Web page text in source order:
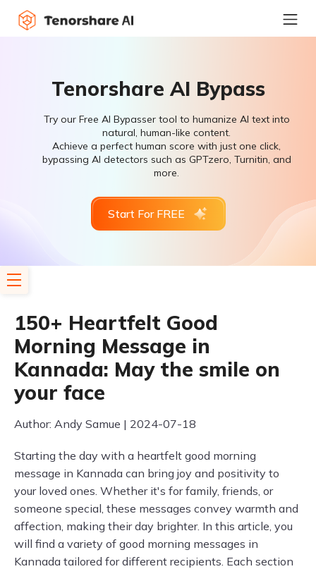
Tenorshare AI Bypass
Try our Free AI Bypasser tool to humanize AI text into
natural, human-like content.
Achieve a perfect human score with just one click,
bypassing AI detectors such as GPTzero, Turnitin, and
more.
Start For FREE
150+ Heartfelt Good
Morning Message in
Kannada: May the smile on
your face
Author: Andy Samue | 2024-07-18
Starting the day with a heartfelt good morning
message in Kannada can bring joy and positivity to
your loved ones. Whether it's for family, friends, or
someone special, these messages convey warmth and
affection, making their day brighter. In this article, you
will find a variety of good morning messages in
Kannada tailored for different recipients. Each section